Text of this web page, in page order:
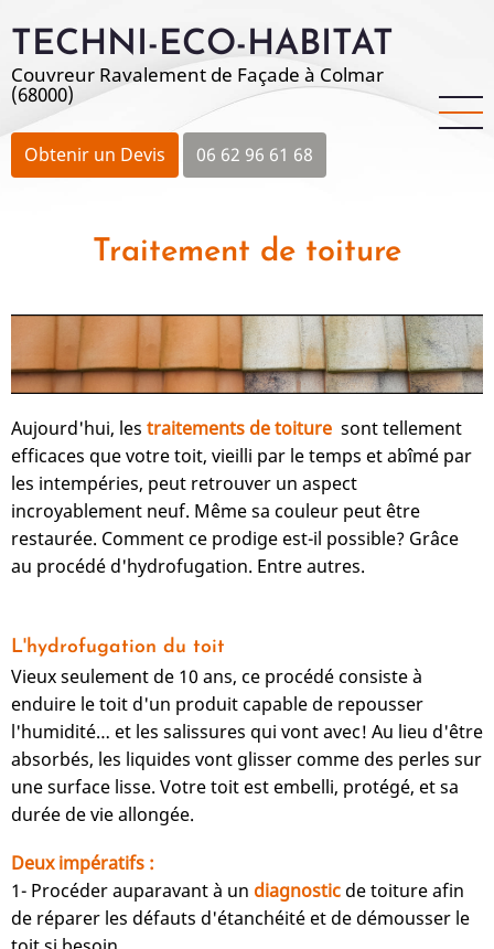
au
contenu
principal
TECHNI-ECO-HABITAT
Couvreur Ravalement de Façade à Colmar
(68000)
Obtenir un Devis 06 62 96 61 68
Traitement de toiture
Aujourd'hui, les traitements de toiture sont tellement
efficaces que votre toit, vieilli par le temps et abîmé par
les intempéries, peut retrouver un aspect
incroyablement neuf. Même sa couleur peut être
restaurée. Comment ce prodige est-il possible? Grâce
au procédé d'hydrofugation. Entre autres.
L'hydrofugation du toit
Vieux seulement de 10 ans, ce procédé consiste à
enduire le toit d'un produit capable de repousser
l'humidité… et les salissures qui vont avec! Au lieu d'être
absorbés, les liquides vont glisser comme des perles sur
une surface lisse. Votre toit est embelli, protégé, et sa
durée de vie allongée.
Deux impératifs :
1- Procéder auparavant à un diagnostic de toiture afin
de réparer les défauts d'étanchéité et de démousser le